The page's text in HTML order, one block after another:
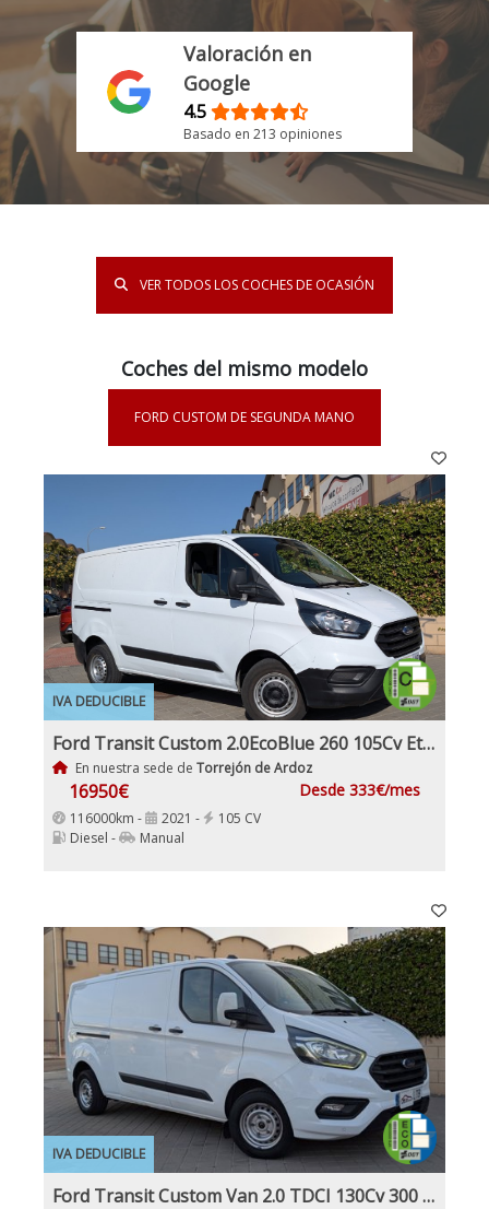
Valoración en
Google
4.5
Basado en 213 opiniones
VER TODOS LOS COCHES DE OCASIÓN
Coches del mismo modelo
FORD CUSTOM DE SEGUNDA MANO
IVA DEDUCIBLE
Ford Transit Custom 2.0EcoBlue 260 105Cv Etiqueta medioambiental C IVA y Garantía Incl
En nuestra sede de Torrejón de Ardoz
16950€ Desde 333€/mes
116000km - 2021 -
105 CV
Diesel -
Manual
IVA DEDUCIBLE
Ford Transit Custom Van 2.0 TDCI 130Cv 300 L2 MHEV IVA y Garantía Inc Etiqueta ECO Nacional